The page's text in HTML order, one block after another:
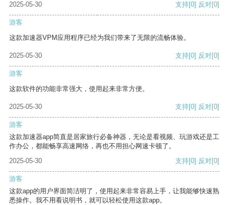
2025-05-30
支持[0] 反对[0]
游客
这款加速器VPM应用程序已经为我们带来了无限的流畅体验。
2025-05-30 支持[0] 反对[0]
游客
这款软件的功能非常强大，使用起来非常方便。
2025-05-30 支持[0] 反对[0]
游客
这款加速器app简直是居家旅行必备神器，无论是看视频、玩游戏还是工
作办公，都能畅享高速网络，再也不用担心网速卡顿了。
2025-05-30
支持[0] 反对[0]
游客
这款app的用户界面简洁明了，使用起来非常容易上手，让我能够快速熟
悉操作。我不用看说明书，就可以轻松使用这款app。